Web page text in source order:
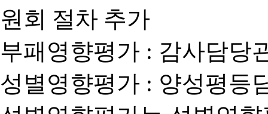
원회 절차 추가
부패영향평가 : 감사담당
성별영향평가 : 양성평등